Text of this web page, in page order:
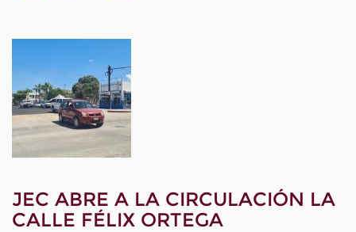
JEC ABRE A LA CIRCULACIÓN LA
CALLE FÉLIX ORTEGA